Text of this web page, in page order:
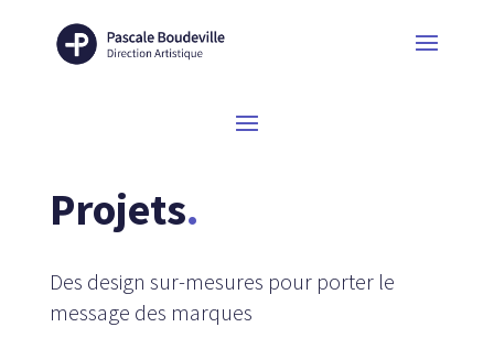
Projets.
Des design sur-mesures pour porter le
message des marques